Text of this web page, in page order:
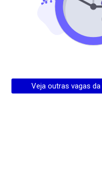
Veja outras vagas da